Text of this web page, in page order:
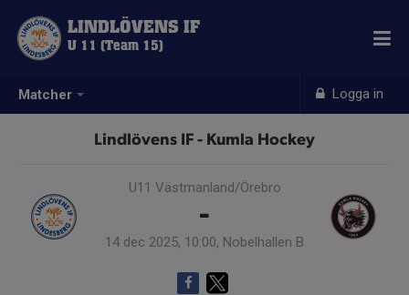
Matcher Logga in
LINDLÖVENS IF
U 11 (Team 15)
Lindlövens IF - Kumla Hockey
U11 Västmanland/Örebro
-
14 dec 2025, 10:00, Nobelhallen B